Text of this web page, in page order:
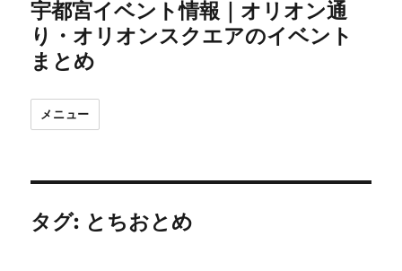
宇都宮イベント情報｜オリオン通
り・オリオンスクエアのイベント
まとめ
メニュー
タグ: とちおとめ